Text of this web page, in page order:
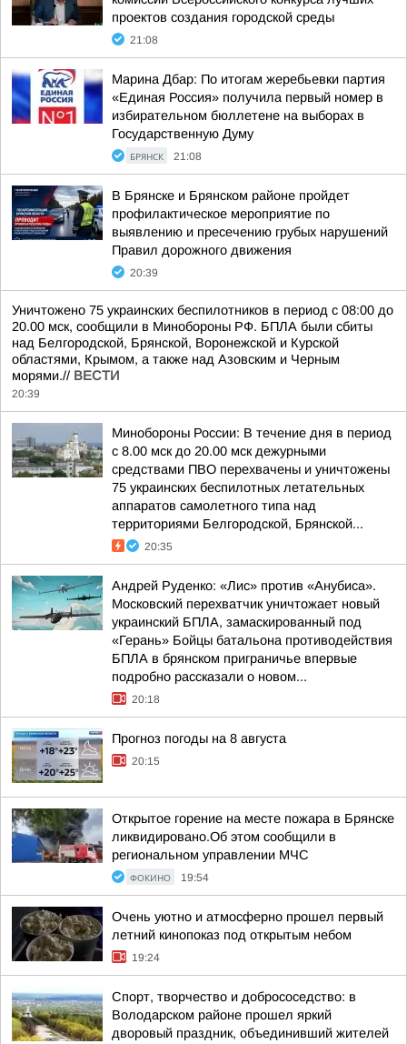
проектов создания городской среды
21:08
Марина Дбар: По итогам жеребьевки партия
«Единая Россия» получила первый номер в
избирательном бюллетене на выборах в
Государственную Думу
БРЯНСК 21:08
В Брянске и Брянском районе пройдет
профилактическое мероприятие по
выявлению и пресечению грубых нарушений
Правил дорожного движения
20:39
Уничтожено 75 украинских беспилотников в период с 08:00 до
20.00 мск, сообщили в Минобороны РФ. БПЛА были сбиты
над Белгородской, Брянской, Воронежской и Курской
областями, Крымом, а также над Азовским и Черным
морями.// ВЕСТИ
20:39
Минобороны России: В течение дня в период
с 8.00 мск до 20.00 мск дежурными
средствами ПВО перехвачены и уничтожены
75 украинских беспилотных летательных
аппаратов самолетного типа над
территориями Белгородской, Брянской...
20:35
Андрей Руденко: «Лис» против «Анубиса».
Московский перехватчик уничтожает новый
украинский БПЛА, замаскированный под
«Герань» Бойцы батальона противодействия
БПЛА в брянском приграничье впервые
подробно рассказали о новом...
20:18
Прогноз погоды на 8 августа
20:15
Открытое горение на месте пожара в Брянске
ликвидировано.Об этом сообщили в
региональном управлении МЧС
ФОКИНО 19:54
Очень уютно и атмосферно прошел первый
летний кинопоказ под открытым небом
19:24
Спорт, творчество и добрососедство: в
Володарском районе прошел яркий
дворовый праздник, объединивший жителей